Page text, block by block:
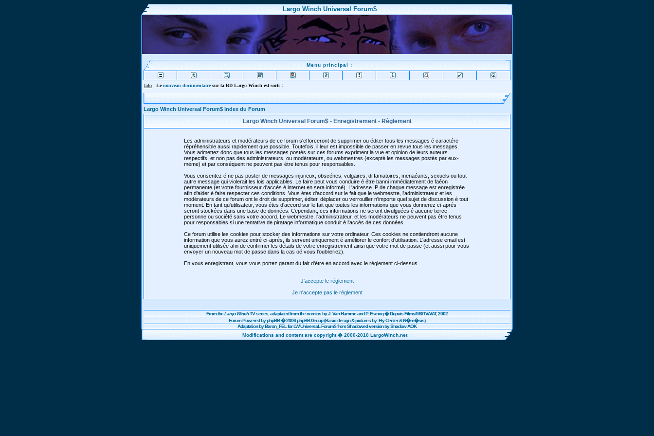
Largo Winch Universal Forum$
Menu principal :
Info : Lenouveau documentairesur la BD Largo Winch est sorti !
Largo Winch Universal Forum$ Index du Forum
Largo Winch Universal Forum$ - Enregistrement - Réglement
Les administrateurs et modérateurs de ce forum s'efforceront de supprimer ou éditer tous les messages é caractére
répréhensible aussi rapidement que possible. Toutefois, il leur est impossible de passer en revue tous les messages.
Vous admettez donc que tous les messages postés sur ces forums expriment la vue et opinion de leurs auteurs
respectifs, et non pas des administrateurs, ou modérateurs, ou webmestres (excepté les messages postés par eux-
méme) et par conséquent ne peuvent pas étre tenus pour responsables.
Vous consentez é ne pas poster de messages injurieux, obscénes, vulgaires, diffamatoires, menaéants, sexuels ou tout
autre message qui violerait les lois applicables. Le faire peut vous conduire é étre banni immédiatement de faéon
permanente (et votre fournisseur d'accés é internet en sera informé). L'adresse IP de chaque message est enregistrée
afin d'aider é faire respecter ces conditions. Vous étes d'accord sur le fait que le webmestre, l'administrateur et les
modérateurs de ce forum ont le droit de supprimer, éditer, déplacer ou verrouiller n'importe quel sujet de discussion é tout
moment. En tant qu'utilisateur, vous étes d'accord sur le fait que toutes les informations que vous donnerez ci-aprés
seront stockées dans une base de données. Cependant, ces informations ne seront divulguées é aucune tierce
personne ou société sans votre accord. Le webmestre, l'administrateur, et les modérateurs ne peuvent pas étre tenus
pour responsables si une tentative de piratage informatique conduit é l'accés de ces données.
Ce forum utilise les cookies pour stocker des informations sur votre ordinateur. Ces cookies ne contiendront aucune
information que vous aurez entré ci-aprés, ils servent uniquement é améliorer le confort d'utilisation. L'adresse email est
uniquement utilisée afin de confirmer les détails de votre enregistrement ainsi que votre mot de passe (et aussi pour vous
envoyer un nouveau mot de passe dans la cas oé vous l'oublieriez).
En vous enregistrant, vous vous portez garant du fait d'étre en accord avec le réglement ci-dessus.
J'accepte le réglement
Je n'accepte pas le réglement
From theLargo WinchTV series, adaptated from the comics by J. Van Hamme and P. Francq �DupuisFilms/M6/TVA/AT, 2002
Forum Powered byphpBB� 2006 phpBB Group (Basic design & pictures by: Fly Center & N�m�sis)
Adaptation by Baron_FEL for LW UniversaL Forum$ from Shadowed version by Shadow AOK
Modifications and content are copyright � 2000-2010 LargoWinch.net